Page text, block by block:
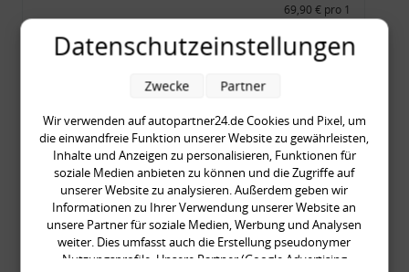
69,90 € pro 1
Merkzettel
Zum Artikel
Rückleuchtenband mit
Blinker, rot, US-Ecken,
Audi 80 Cabrio, Typ 89,
OE-Nr.: 8G0945225 +
Datenschutzeinstellungen
Wir verwenden auf autopartner24.de Cookies und Pixel, um
die einwandfreie Funktion unserer Website zu gewährleisten,
Inhalte und Anzeigen zu personalisieren, Funktionen für
soziale Medien anbieten zu können und die Zugriffe auf
unserer Website zu analysieren. Außerdem geben wir
Informationen zu Ihrer Verwendung unserer Website an
unsere Partner für soziale Medien, Werbung und Analysen
weiter. Dies umfasst auch die Erstellung pseudonymer
Nutzungsprofile. Unsere Partner (Google Advertising
Zwecke Partner